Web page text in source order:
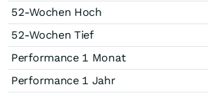
52-Wochen Hoch
52-Wochen Tief
Performance 1 Monat
Performance 1 Jahr